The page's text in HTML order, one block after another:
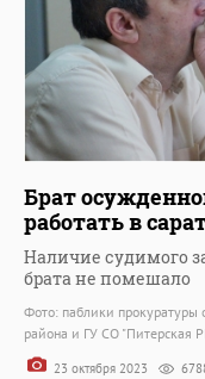
Брат
работать в
Наличие судимого
брата не помешало
Фото: паблики прокуратуры
района и ГУ СО "Питерская
23 октября 2023